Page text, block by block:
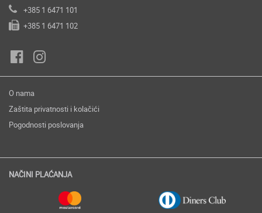
+385 1 6471 101
+385 1 6471 102
O nama
Zaštita privatnosti i kolačići
Pogodnosti poslovanja
NAČINI PLAĆANJA